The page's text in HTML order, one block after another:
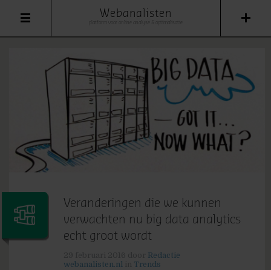
Webanalisten
Veranderingen die we kunnen
verwachten nu big data analytics
echt groot wordt
Redactie
webanalisten.nl
Trends